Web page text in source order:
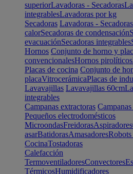
superiorLavadoras - Secadoras
integrablesLavadoras por kg
Secadoras Lavadoras - Secadoras
calorSecadoras de condensación
evacuaciónSecadoras integrables
Hornos Conjunto de horno y
convencionalesHornos pirolíticos
Placas de cocina Conjunto de
placaVitrocerámicaPlacas de
Lavavajillas Lavavajillas 60cm
integrables
Campanas extractoras
Pequeños electrodomésticos
MicroondasFreidorasAspiradores
asarBatidorasAmasadores
CocinaTostadoras
Calefacción
TermoventiladoresConvectores
TérmicosHumidificadores